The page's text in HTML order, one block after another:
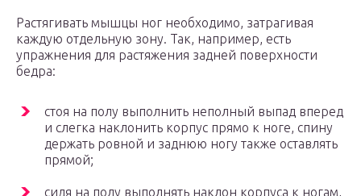
Растягивать мышцы ног необходимо, затрагивая
каждую отдельную зону. Так, например, есть
упражнения для растяжения задней поверхности
бедра:
стоя на полу выполнить неполный выпад вперед
и слегка наклонить корпус прямо к ноге, спину
держать ровной и заднюю ногу также оставлять
прямой;
сидя на полу выполнять наклон корпуса к ногам,